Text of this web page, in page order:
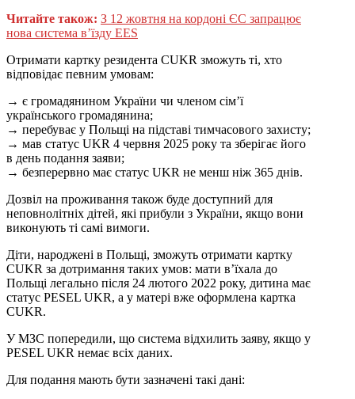
Читайте також: З 12 жовтня на кордоні ЄС запрацює
нова система в’їзду EES
Отримати картку резидента CUKR зможуть ті, хто
відповідає певним умовам:
→ є громадянином України чи членом сім’ї
українського громадянина;
→ перебуває у Польщі на підставі тимчасового захисту;
→ мав статус UKR 4 червня 2025 року та зберігає його
в день подання заяви;
→ безперервно має статус UKR не менш ніж 365 днів.
Дозвіл на проживання також буде доступний для
неповнолітніх дітей, які прибули з України, якщо вони
виконують ті самі вимоги.
Діти, народжені в Польщі, зможуть отримати картку
CUKR за дотримання таких умов: мати в’їхала до
Польщі легально після 24 лютого 2022 року, дитина має
статус PESEL UKR, а у матері вже оформлена картка
CUKR.
У МЗС попередили, що система відхилить заяву, якщо у
PESEL UKR немає всіх даних.
Для подання мають бути зазначені такі дані: